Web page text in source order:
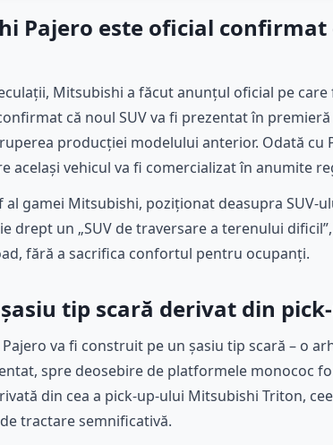
Pajero este oficial
Mitsubishi a făcut anunțul oficial pe
că noul SUV va fi prezentat în
producției modelului anterior. Odată cu
același vehicul va fi comercializat în anumite
gamei Mitsubishi, poziționat deasupra SUV-
drept un „SUV de traversare a terenului
fără a sacrifica confortul pentru ocupanți.
tip scară derivat din
va fi construit pe un șasiu tip scară – o
spre deosebire de platformele monococ
din cea a pick-up-ului Mitsubishi Triton,
tractare semnificativă.